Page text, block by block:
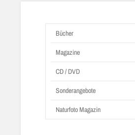
Bücher
Magazine
CD / DVD
Sonderangebote
Naturfoto Magazin